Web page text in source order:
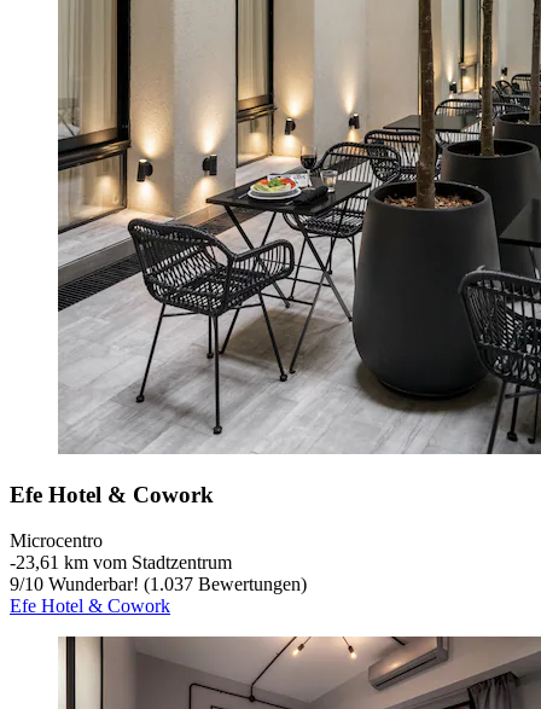
Efe Hotel & Cowork
Microcentro
‐23,61 km vom Stadtzentrum
9/10 Wunderbar! (1.037 Bewertungen)
Efe Hotel & Cowork